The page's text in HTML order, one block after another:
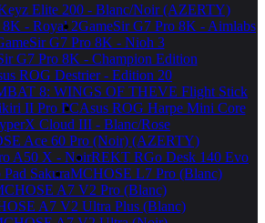
Elite 200 - Blanc/Noir (AZERTY)
8K - Royal 2GameSir G7 Pro 8K - Aimlabs
G7 Pro 8K - Nioh 3
G7 Pro 8K - Champion Edition
ROG Destrier - Edition 20
8: WINGS OF THEVE Flight Stick
II Pro PCAsus ROG Harpe Mini Core
Cloud III - Blanc/Rose
Ace 60 Pro (Noir) (AZERTY)
A50 X - NoirREKT RGo Desk 140 Evo
SakuraMCHOSE L7 Pro (Blanc)
A7 V2 Pro (Blanc)
A7 V2 Ultra Plus (Blanc)